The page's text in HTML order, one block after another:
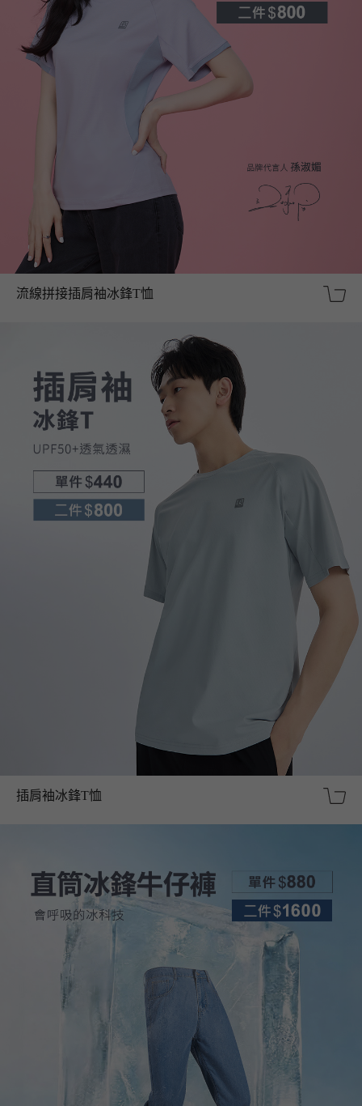
流線拼接插肩袖冰鋒T恤
插肩袖冰鋒T恤